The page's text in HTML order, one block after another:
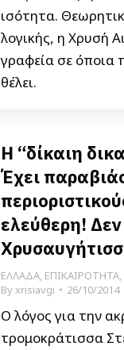
ισότητα.
λογικής, η Χρυσή
γραφεία σε όποια
θέλει.
Η “δίκαιη
Έχει
ελεύθερη! Δεν
ΕΛΛΑΔΑ, ΕΠΙΚΑΙΡΟΤΗΤΑ,
Byxrisiavgi 26/10/2014
Ο λόγος για την
τρομοκράτισσα